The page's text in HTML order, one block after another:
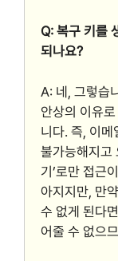
Q: 복구 키를
되나요?
A: 네, 그렇습
안상의 이유
니다. 즉, 이
불가능해지고
기’로만 접근
아지지만, 만
수 없게 된다
어줄 수 없으